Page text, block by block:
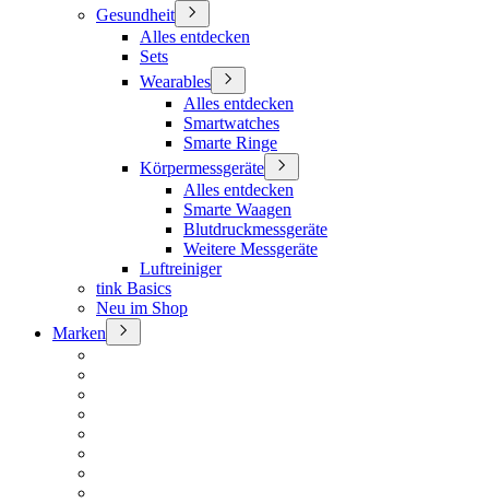
Gesundheit
Alles entdecken
Sets
Wearables
Alles entdecken
Smartwatches
Smarte Ringe
Körpermessgeräte
Alles entdecken
Smarte Waagen
Blutdruckmessgeräte
Weitere Messgeräte
Luftreiniger
tink Basics
Neu im Shop
Marken